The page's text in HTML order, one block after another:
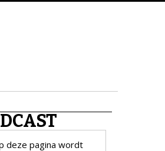
deze pagina wordt